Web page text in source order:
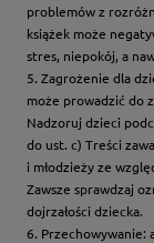
problemów z
książek może
stres, niepokój, a
5. Zagrożenie dla
może prowadzić do
Nadzoruj dzieci
do ust. c) Treści
i młodzieży ze
Zawsze sprawdzaj
dojrzałości dziecka.
6. Przechowywanie: